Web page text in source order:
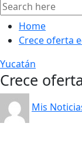
Home
Crece oferta
Yucatán
Crece
Mis